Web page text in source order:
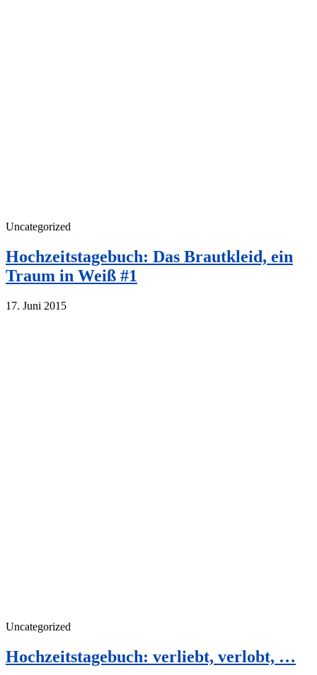
Uncategorized
Hochzeitstagebuch: Das Brautkleid, ein
Traum in Weiß #1
17. Juni 2015
Uncategorized
Hochzeitstagebuch: verliebt, verlobt, …